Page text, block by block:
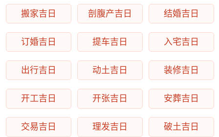
搬家吉日 剖腹产吉日 结婚吉日
订婚吉日 提车吉日 入宅吉日
出行吉日 动土吉日 装修吉日
开工吉日 开张吉日 安葬吉日
交易吉日 理发吉日 破土吉日